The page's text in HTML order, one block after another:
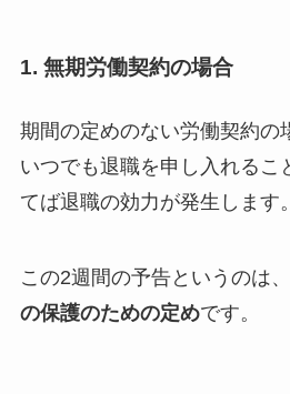
1. 無期労働契約の場合
期間の定めのない労働契約の
いつでも退職を申し入れるこ
てば退職の効力が発生します。
この2週間の予告というのは、
の保護のための定めです。